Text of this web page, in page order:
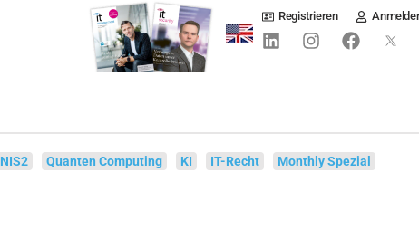
Registrieren
NIS2 Quanten Computing KI IT-Recht Monthly Spezial